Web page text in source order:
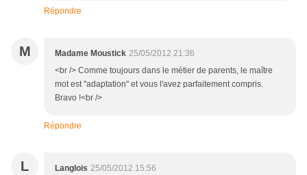
Répondre
M Madame Moustick 25/05/2012 21:36
<br /> Comme toujours dans le métier de parents, le maître
mot est "adaptation" et vous l'avez parfaitement compris.
Bravo !<br />
Répondre
L Langlois 25/05/2012 15:56